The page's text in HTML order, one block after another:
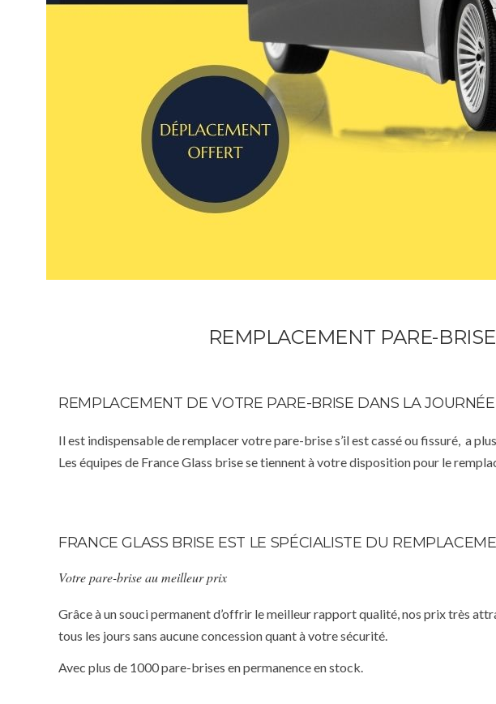
REMPLACEMENT PARE-
REMPLACEMENT DE VOTRE PARE-BRISE DANS LA JOURNÉE
Il est indispensable de remplacer votre pare-brise s’il est cassé ou fissuré, a
Les équipes de France Glass brise se tiennent à votre disposition pour le
FRANCE GLASS BRISE EST LE SPÉCIALISTE DU
Votre pare-brise au meilleur prix
Grâce à un souci permanent d’offrir le meilleur rapport qualité, nos prix très
tous les jours sans aucune concession quant à votre sécurité.
Avec plus de 1000 pare-brises en permanence en stock.